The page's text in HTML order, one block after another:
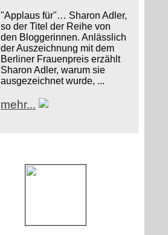
"Applaus für"… Sharon Adler,
so der Titel der Reihe von
den Bloggerinnen. Anlässlich
der Auszeichnung mit dem
Berliner Frauenpreis erzählt
Sharon Adler, warum sie
ausgezeichnet wurde, ...
mehr...